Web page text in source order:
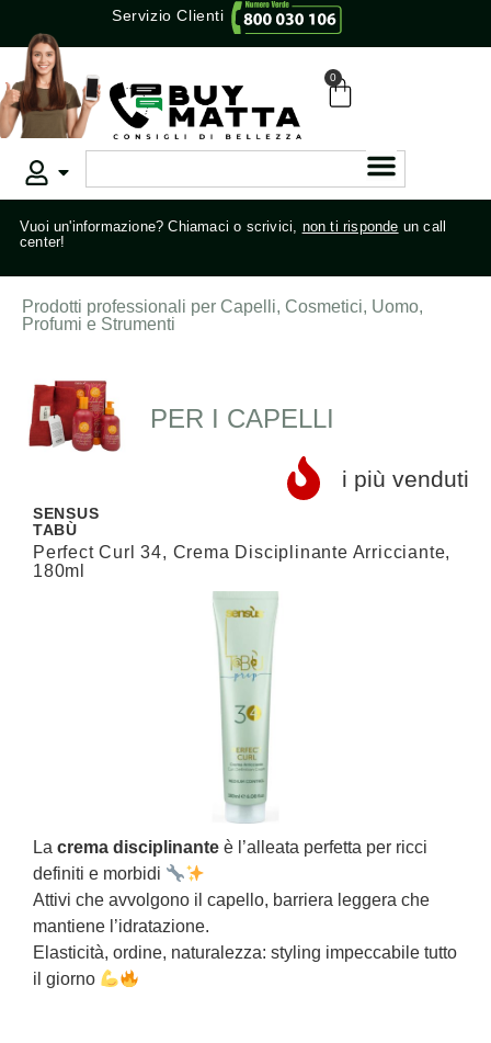
Servizio Clienti
0
Vuoi un'informazione? Chiamaci o scrivici, non ti risponde un call
center!
Prodotti professionali per Capelli, Cosmetici, Uomo,
Profumi e Strumenti
PER I CAPELLI
i più venduti
SENSUS
TABÙ
Perfect Curl 34, Crema Disciplinante Arricciante,
180ml
La crema disciplinante è l’alleata perfetta per ricci
definiti e morbidi
Attivi che avvolgono il capello, barriera leggera che
mantiene l’idratazione.
Elasticità, ordine, naturalezza: styling impeccabile tutto
il giorno